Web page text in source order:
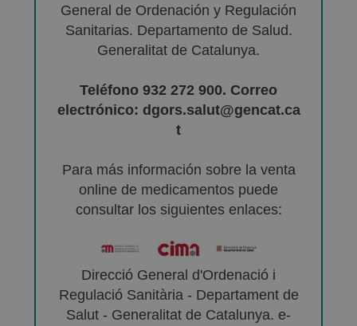
General de Ordenación y Regulación
Sanitarias. Departamento de Salud.
Generalitat de Catalunya.
Teléfono 932 272 900. Correo
electrónico: dgors.salut@gencat.ca
t
Para más información sobre la venta
online de medicamentos puede
consultar los siguientes enlaces:
Direcció General d'Ordenació i
Regulació Sanitària - Departament de
Salut - Generalitat de Catalunya. e-